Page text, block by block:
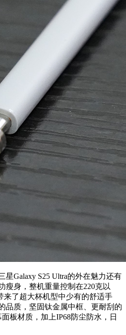
Galaxy S25 Ultra的外在魅力还有
瘦身，整机重量控制在220克以
来了超大杯机型中少有的舒适手
品质，坚固钛金属中框、更耐刮的
板材质，加上IP68防尘防水，日